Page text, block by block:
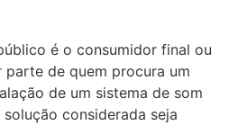
é o consumidor final ou
parte de quem procura um
de um sistema de som
considerada seja